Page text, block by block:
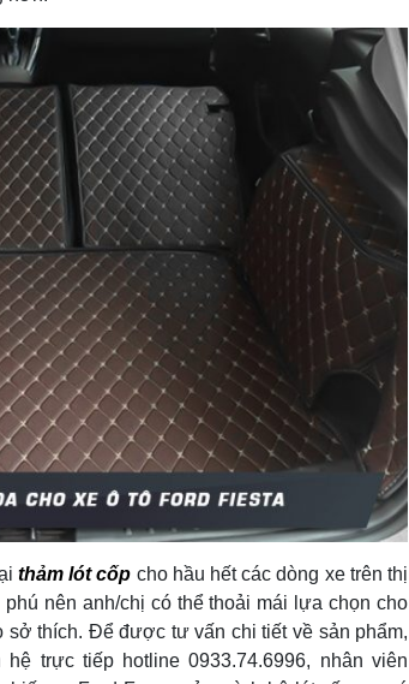
thảm lót cốp cho hầu hết các dòng xe trên thị
nên anh/chị có thể thoải mái lựa chọn cho
sở thích. Để được tư vấn chi tiết về sản phẩm,
trực tiếp hotline 0933.74.6996, nhân viên